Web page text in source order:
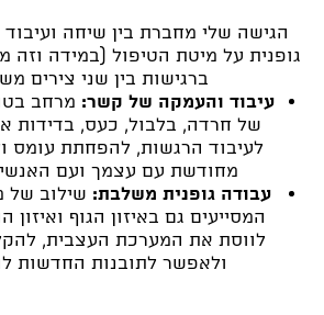
הגישה שלי מחברת בין שיחה ועיבוד
גופנית על מיטת הטיפול (במידה וזה
ברגישות בין שני צירים
עיבוד והעמקה של קשר: מרחב
של חרדה, בלבול, כעס, בדידות
לעיבוד הרגשות, להפחתת עומס
מחודשת עם עצמך ועם
עבודה גופנית משלבת: שילוב של
המסייעים גם באיזון הגוף
לווסת את המערכת העצבית,
ולאפשר לתובנות החדשות